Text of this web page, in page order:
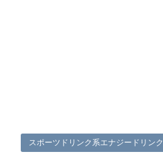
スポーツドリンク系エナジードリンク